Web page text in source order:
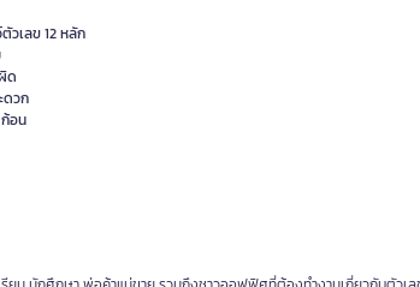
วเลข 12 หลัก
ด
ดวก
อน